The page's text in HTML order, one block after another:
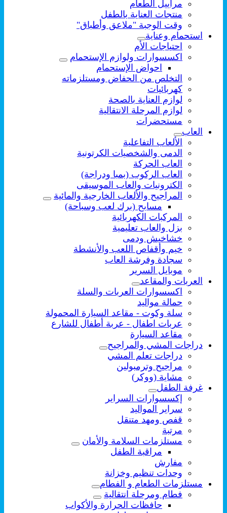
مراييل الطعام
منتجات العناية بالطفل
وقت الوجبة "ملاعق وأطباق"
استحمام وعناية
احتياجات الأم
اكسسوارات ولوازم الإستحمام
احواض الإستحمام
التخلص من الحفاض ومستلزماته
كهربائيات
لوازم العناية بالصحة
لوازم المرحلة الانتقالية
مستحضرات
العاب
الألعاب التفاعلية
الدمى والشخصيات الكرتونية
العاب الحركة
العاب الركوب (بمبا ودراجة)
الكترونيات والعاب الموسيقى
المراجيح والألعاب الخارجية والمائية
مسابح (برك لعب وسباحة)
المركبات الكهربائية
بزل والعاب تعليمية
خشاخيش ودمى
خيم وأقفاص اللعب والأنشطة
سجادة وفرشة العاب
موبايل السرير
العربات والمقاعد
اكسسوارات العربات والسلة
حمالة مواليد
سلة وكوت - مقاعد السيارة المحمولة
عربات اطفال - عربة أطفال للشارع
مقاعد السيارة
دراجات المشي والمراجيح
دراجات تعلم المشي
مراجيح وترمبولين
مشاية (ووكر)
غرفة الطفل
إكسسوارات السراير
سراير المواليد
قفص ومهد متنقل
مرتبة
مستلزمات السلامة والأمان
مراقبة الطفل
مفارش
وحدات تنظيم وخزانة
مستلزمات الطعام و الفطام
فطام ومرحلة انتقالية
حافظات الحرارة والأكواب